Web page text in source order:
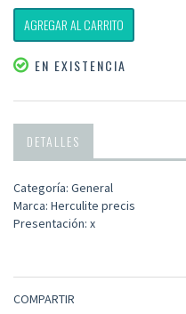
AGREGAR AL CARRITO
EN EXISTENCIA
DETALLES
Categoría: General
Marca: Herculite precis
Presentación: x
COMPARTIR